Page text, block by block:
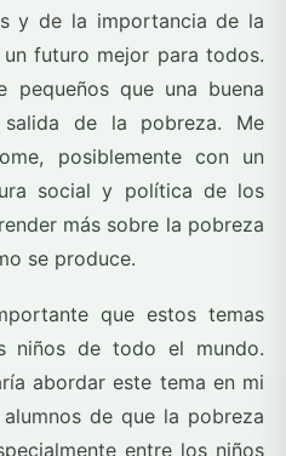
y de la importancia de la
futuro mejor para todos.
pequeños que una buena
de la pobreza. Me
posiblemente con un
social y política de los
más sobre la pobreza
se produce.
que estos temas
niños de todo el mundo.
abordar este tema en mi
de que la pobreza
entre los niños